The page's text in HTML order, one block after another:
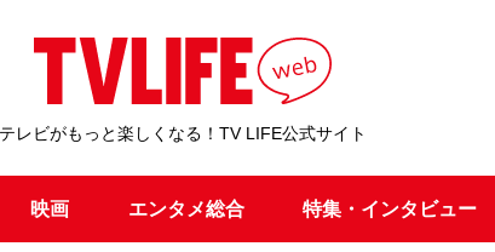
テレビがもっと楽しくなる！TV LIFE公式サイト
映画 エンタメ総合 特集・インタビュー